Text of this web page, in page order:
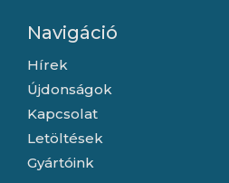
Navigáció
Hírek
Újdonságok
Kapcsolat
Letöltések
Gyártóink